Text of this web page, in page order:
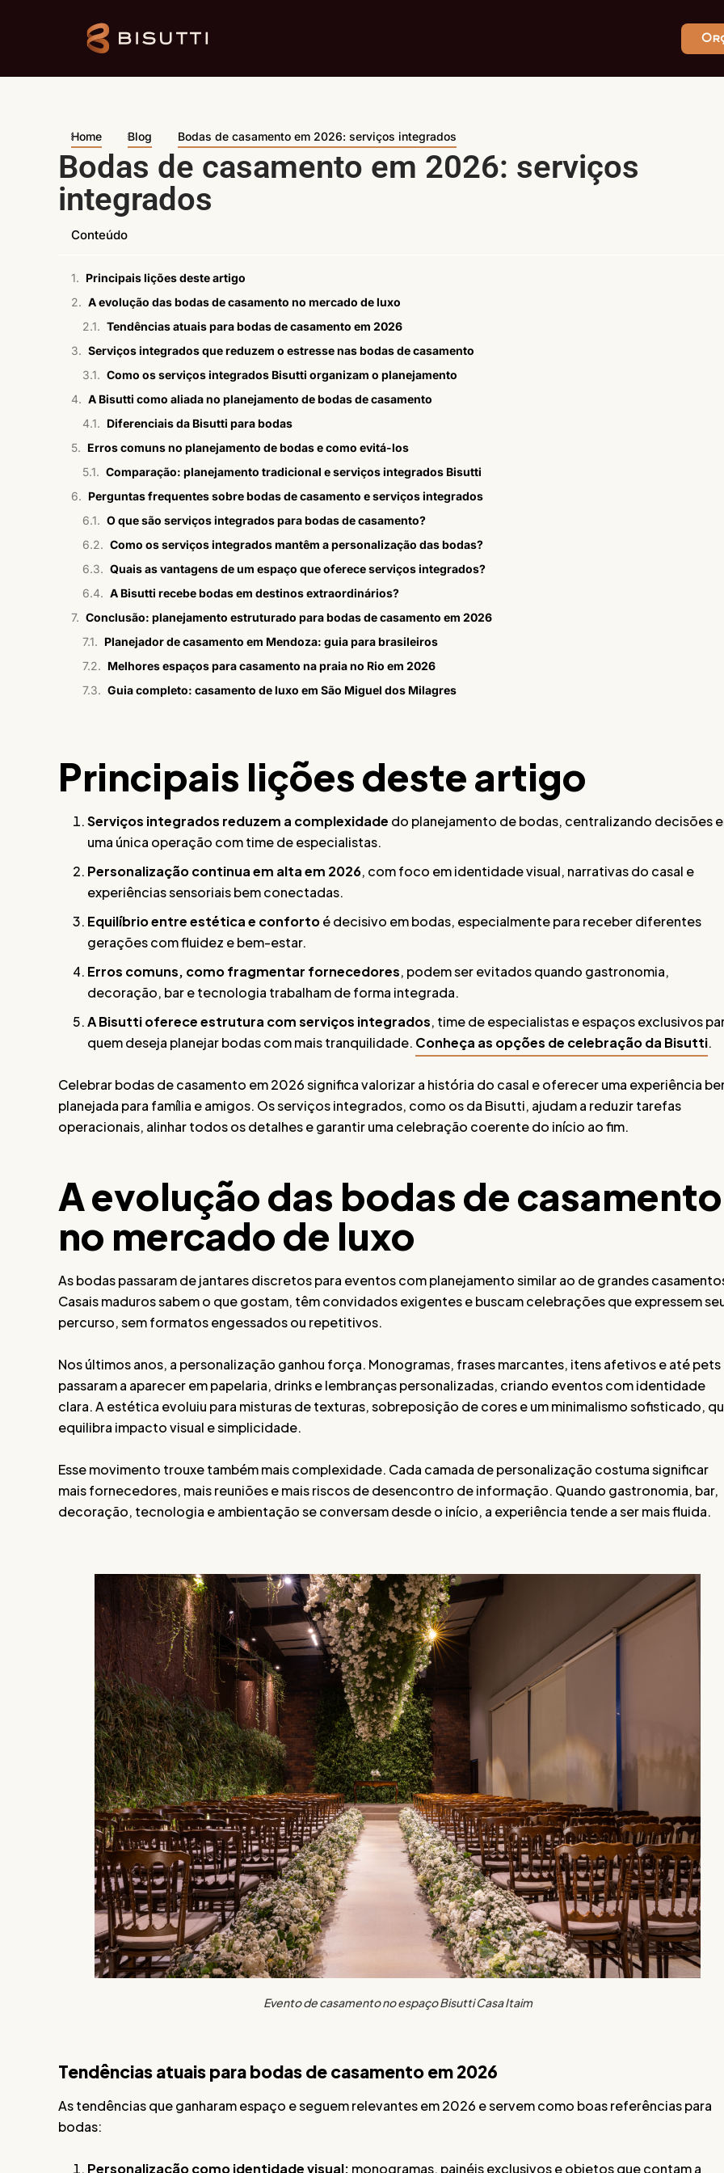
Home Blog Bodas de casamento em 2026: serviços integrados
Bodas de casamento em 2026: serviços
integrados
Conteúdo
Principais lições deste artigo
A evolução das bodas de casamento no mercado de luxo
Tendências atuais para bodas de casamento em 2026
Serviços integrados que reduzem o estresse nas bodas de casamento
Como os serviços integrados Bisutti organizam o planejamento
A Bisutti como aliada no planejamento de bodas de casamento
Diferenciais da Bisutti para bodas
Erros comuns no planejamento de bodas e como evitá-los
Comparação: planejamento tradicional e serviços integrados Bisutti
Perguntas frequentes sobre bodas de casamento e serviços integrados
O que são serviços integrados para bodas de casamento?
Como os serviços integrados mantêm a personalização das bodas?
Quais as vantagens de um espaço que oferece serviços integrados?
A Bisutti recebe bodas em destinos extraordinários?
Conclusão: planejamento estruturado para bodas de casamento em 2026
Planejador de casamento em Mendoza: guia para brasileiros
Melhores espaços para casamento na praia no Rio em 2026
Guia completo: casamento de luxo em São Miguel dos Milagres
Principais lições deste artigo
Serviços integrados reduzem a complexidade do planejamento de bodas, centralizando decisões
uma única operação com time de especialistas.
Personalização continua em alta em 2026, com foco em identidade visual, narrativas do casal e
experiências sensoriais bem conectadas.
Equilíbrio entre estética e confortoé decisivo em bodas, especialmente para receber diferentes
gerações com fluidez e bem-estar.
Erros comuns, como fragmentar fornecedores, podem ser evitados quando gastronomia,
decoração, bar e tecnologia trabalham de forma integrada.
A Bisutti oferece estrutura com serviços integrados, time de especialistas e espaços exclusivos
quem deseja planejar bodas com mais tranquilidade. Conheça as opções de celebração da Bisutti.
Celebrar bodas de casamento em 2026 significa valorizar a história do casal e oferecer uma experiência
planejada para família e amigos. Os serviços integrados, como os da Bisutti, ajudam a reduzir tarefas
operacionais, alinhar todos os detalhes e garantir uma celebração coerente do início ao fim.
A evolução das bodas de casamento
no mercado de luxo
As bodas passaram de jantares discretos para eventos com planejamento similar ao de grandes
Casais maduros sabem o que gostam, têm convidados exigentes e buscam celebrações que expressem
percurso, sem formatos engessados ou repetitivos.
Nos últimos anos, a personalização ganhou força. Monogramas, frases marcantes, itens afetivos e até pets
passaram a aparecer em papelaria, drinks e lembranças personalizadas, criando eventos com identidade
clara. A estética evoluiu para misturas de texturas, sobreposição de cores e um minimalismo sofisticado,
equilibra impacto visual e simplicidade.
Esse movimento trouxe também mais complexidade. Cada camada de personalização costuma significar
mais fornecedores, mais reuniões e mais riscos de desencontro de informação. Quando gastronomia, bar,
decoração, tecnologia e ambientação se conversam desde o início, a experiência tende a ser mais fluida.
Evento de casamento no espaço Bisutti Casa Itaim
Tendências atuais para bodas de casamento em 2026
As tendências que ganharam espaço e seguem relevantes em 2026 e servem como boas referências para
bodas:
Personalização como identidade visual: monogramas, painéis exclusivos e objetos que contam a